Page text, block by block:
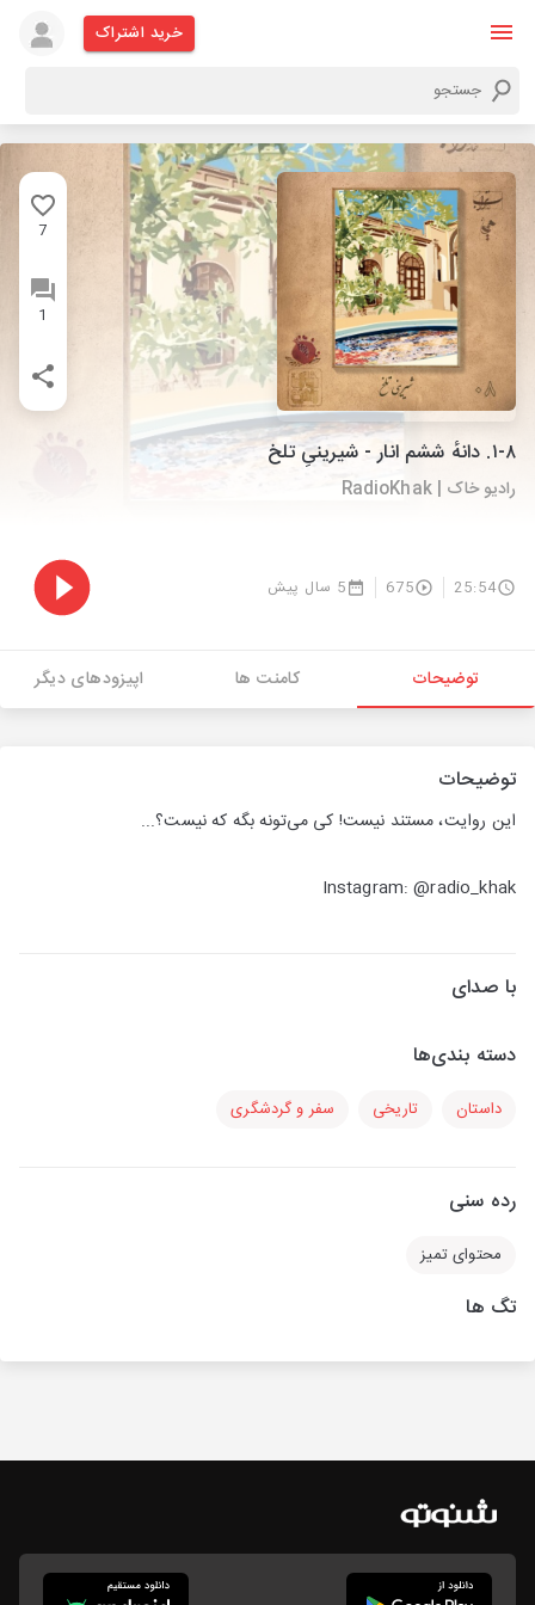
خرید اشتراک
7
1
۱-۸. دانهٔ ششم انار - شیرینیِ تلخ
رادیو خاک | RadioKhak
25:54
675 5 سال پیش
توضیحات کامنت ها اپیزودهای دیگر
توضیحات
این روایت، مستند نیست! کی می‌تونه بگه که نیست؟...
Instagram: @radio_khak
با صدای
دسته بندی‌ها
داستان تاریخی سفر و گردشگری
رده سنی
محتوای تمیز
تگ ها